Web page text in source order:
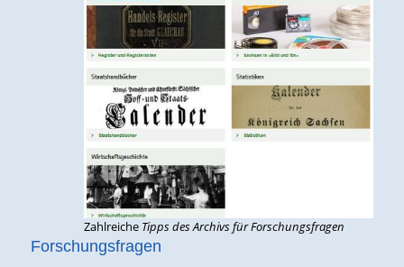
Zahlreiche Tipps des Archivs für Forschungsfragen
Forschungsfragen